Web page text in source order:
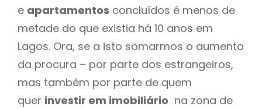
e apartamentos concluídos é menos de
metade do que existia há 10 anos em
Lagos. Ora, se a isto somarmos o aumento
da procura – por parte dos estrangeiros,
mas também por parte de quem
quer investir em imobiliário na zona de